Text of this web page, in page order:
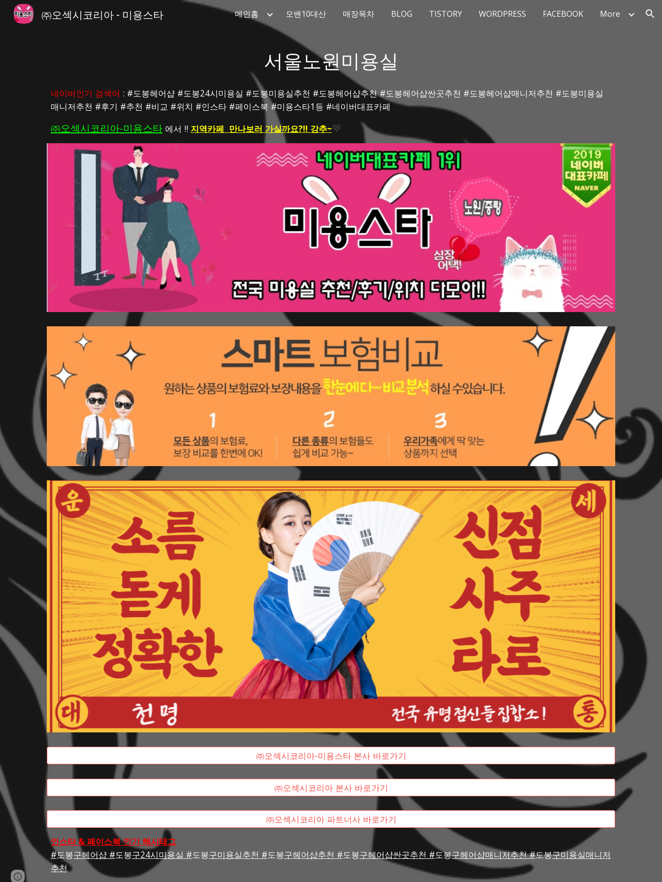
Skip to main content Skip to navigation
㈜오섹시코리아 - 미용스타 메인홈 모밴10대산 매장목차 BLOG TISTORY WORDPRESS FACEBOOK More
서울노원미용실
네이버인기 검색어 : #도봉헤어샵 #도봉24시미용실 #도봉미용실추천 #도봉헤어샵추천 #도봉헤어샵싼곳추천 #도봉헤어샵매니저추천 #도봉미용실
매니저추천 #후기 #추천 #비교 #위치 #인스타 #페이스북 #미용스타1등 #네이버대표카페
㈜오섹시코리아-미용스타 에서 !! 지역카페  만나보러 가실까요?!! 강추~💖
㈜오섹시코리아-미용스타 본사 바로가기
㈜오섹시코리아 본사 바로가기
㈜오섹시코리아 파트너사 바로가기
인스타 & 페이스북 인기 해시태그
#도봉구헤어샵 #도봉구24시미용실 #도봉구미용실추천 #도봉구헤어샵추천 #도봉구헤어샵싼곳추천 #도봉구헤어샵매니저추천 #도봉구미용실매니저
추천
Report abuse